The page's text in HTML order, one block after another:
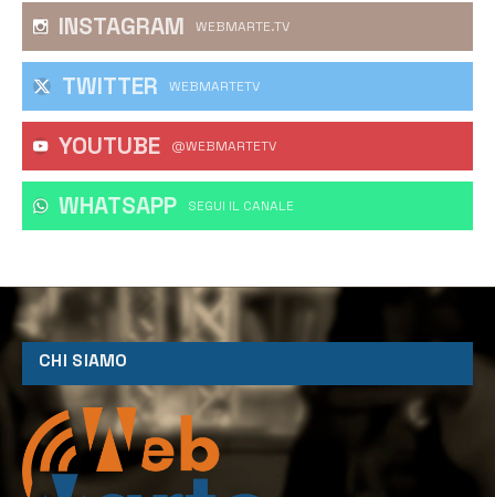
INSTAGRAM WEBMARTE.TV
TWITTER WEBMARTETV
YOUTUBE @WEBMARTETV
WHATSAPP ‎SEGUI IL CANALE
CHI SIAMO